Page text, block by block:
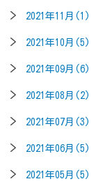
2021年11月(1)
2021年10月(5)
2021年09月(6)
2021年08月(2)
2021年07月(3)
2021年06月(5)
2021年05月(5)